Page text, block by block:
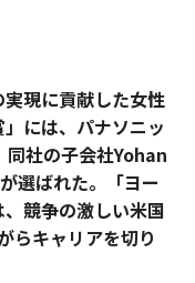
現に貢献した女性
には、パナソニッ
同社の子会社Yohan
選ばれた。「ヨー
競争の激しい米国
らキャリアを切り